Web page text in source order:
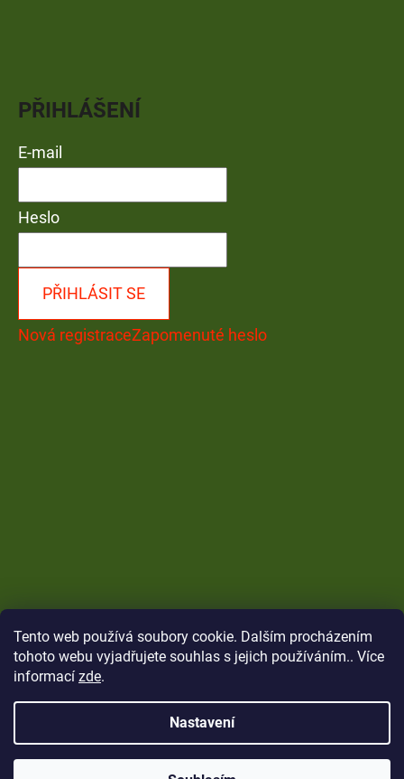
Tento web používá soubory cookie. Dalším procházením
tohoto webu vyjadřujete souhlas s jejich používáním.. Více
informací zde.
Nastavení
PŘIHLÁŠENÍ
E-mail
Heslo
PŘIHLÁSIT SE
Nová registraceZapomenuté heslo
Copyright 2026CARP Brothers. Všechna práva